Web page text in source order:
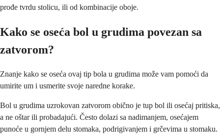
prođe tvrdu stolicu, ili od kombinacije oboje.
Kako se oseća bol u grudima povezan sa
zatvorom?
Znanje kako se oseća ovaj tip bola u grudima može vam pomoći da
umirite um i usmerite svoje naredne korake.
Bol u grudima uzrokovan zatvorom obično je tup bol ili osećaj pritiska,
a ne oštar ili probadajući. Često dolazi sa nadimanjem, osećajem
punoće u gornjem delu stomaka, podrigivanjem i grčevima u stomaku.